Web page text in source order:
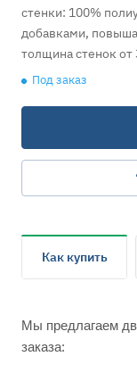
стенки: 100%
добавками,
толщина стенок
встроенная
пропускной
высокими
культуры, песок,
разного рода
Свойства:
отличная
высокая стойкость
Под заказ
Как купить
Мы предлагаем
заказа: